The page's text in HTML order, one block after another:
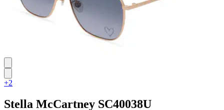
+2
Stella McCartney SC40038U